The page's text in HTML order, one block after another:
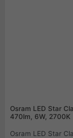
Osram LED Star
470lm, 6W, 2700K
Osram LED Star